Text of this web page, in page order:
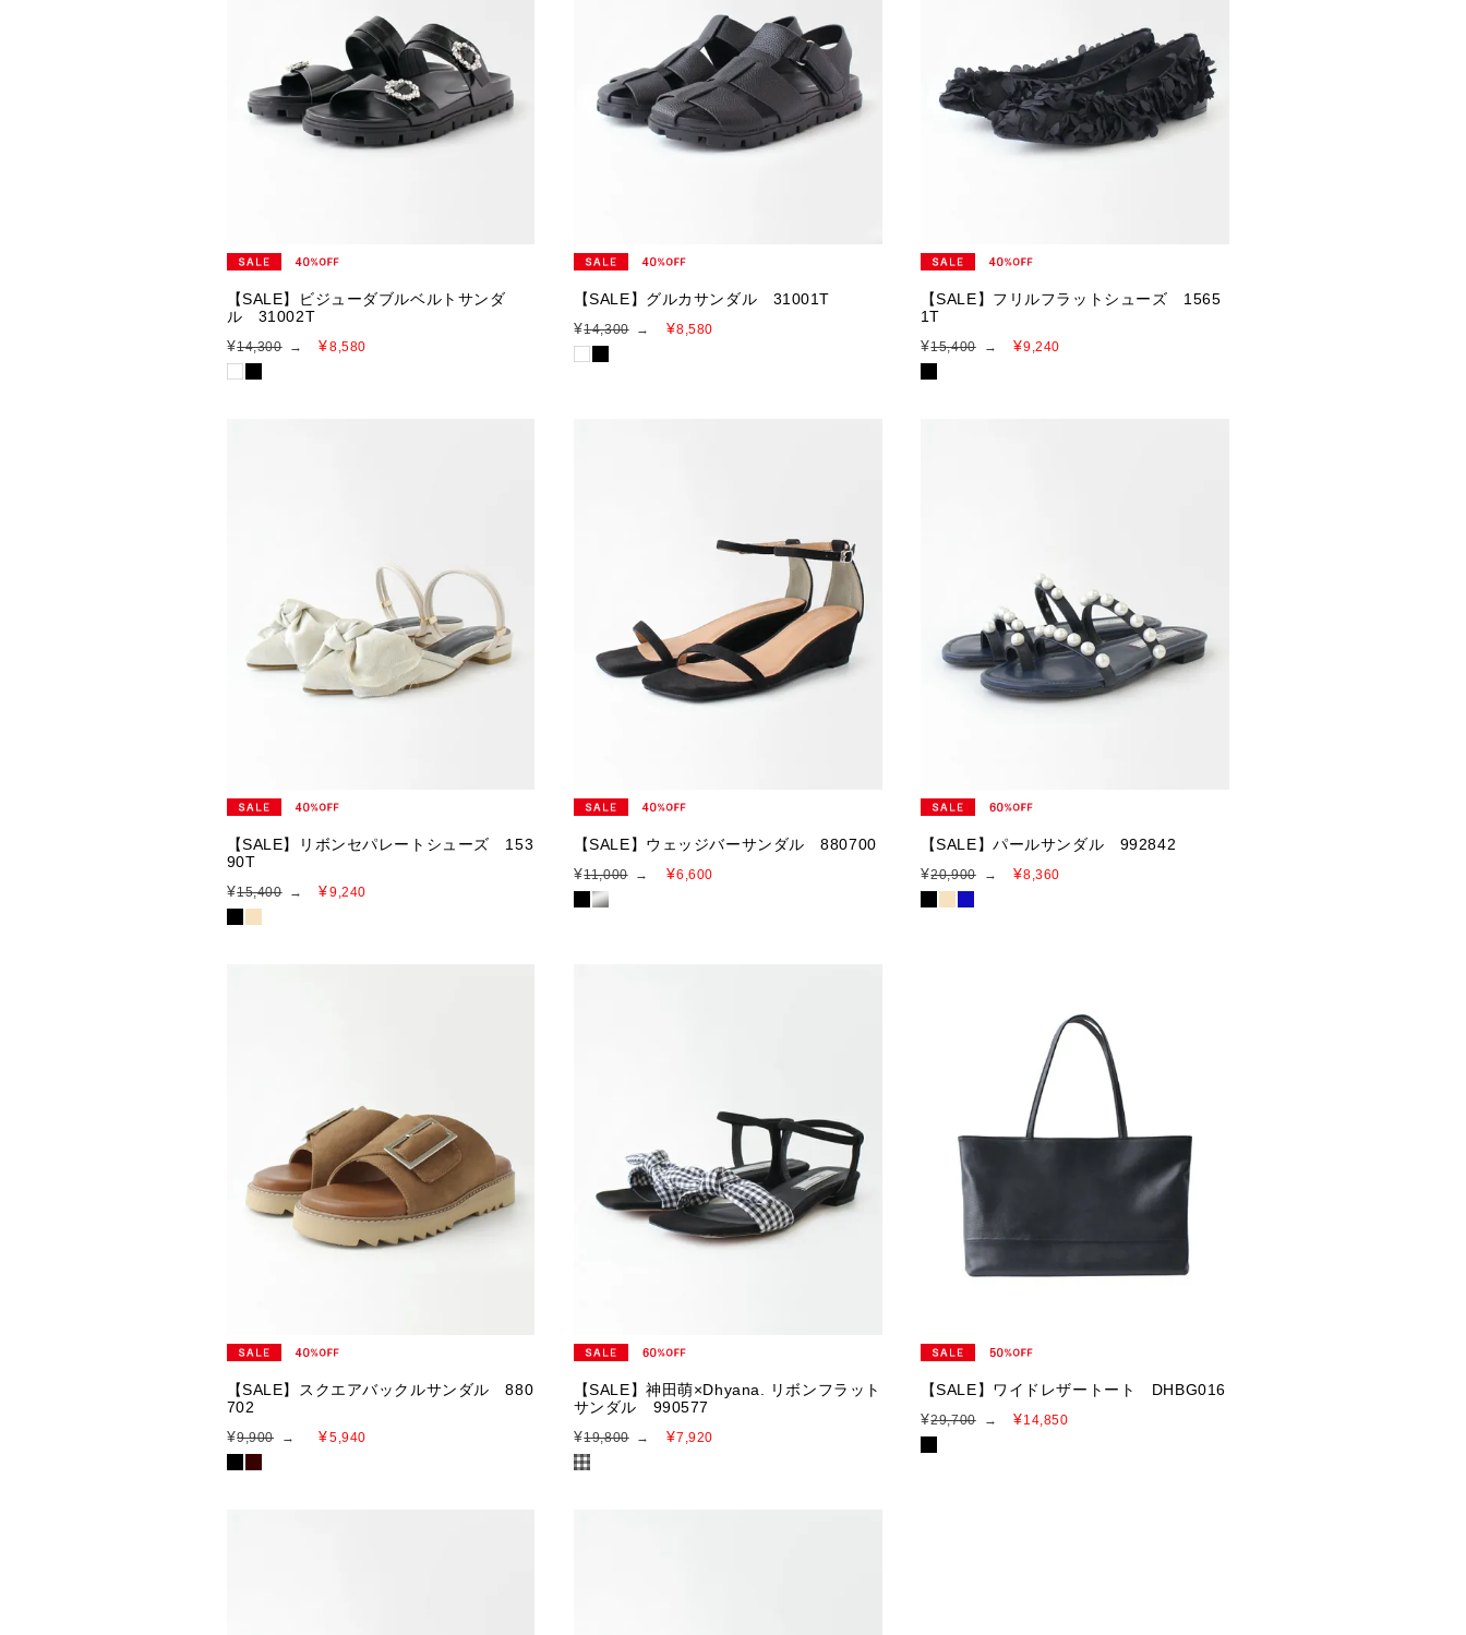
【SALE】ビジューダブルベルトサンダ
ル 31002T
¥14,300 → ¥8,580
【SALE】グルカサンダル 31001T
¥14,300 → ¥8,580
【SALE】フリルフラットシューズ 1565
1T
¥15,400 → ¥9,240
【SALE】リボンセパレートシューズ 153
90T
¥15,400 → ¥9,240
【SALE】ウェッジバーサンダル 880700
¥11,000 → ¥6,600
【SALE】パールサンダル 992842
¥20,900 → ¥8,360
【SALE】スクエアバックルサンダル 880
702
¥9,900 → ¥5,940
【SALE】神田萌×Dhyana. リボンフラット
サンダル 990577
¥19,800 → ¥7,920
【SALE】ワイドレザートート DHBG016
¥29,700 → ¥14,850